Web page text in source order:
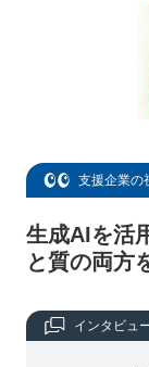
支援企業の
生成AIを活
と質の両方
インタビュ